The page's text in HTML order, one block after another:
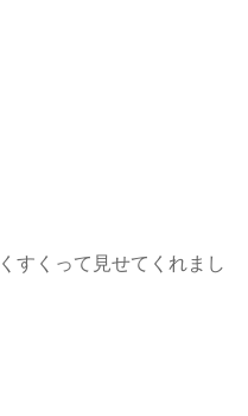
すくって見せてくれまし